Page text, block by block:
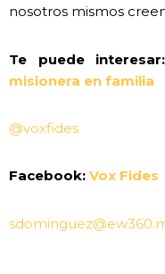
nosotros mismos
Te puede
misionera en familia
@voxfides
Facebook: Vox Fides